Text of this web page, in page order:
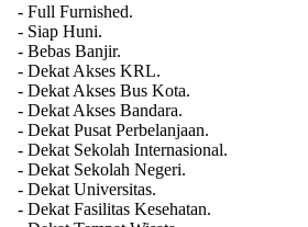
- Full Furnished.
- Siap Huni.
- Bebas Banjir.
- Dekat Akses KRL.
- Dekat Akses Bus Kota.
- Dekat Akses Bandara.
- Dekat Pusat Perbelanjaan.
- Dekat Sekolah Internasional.
- Dekat Sekolah Negeri.
- Dekat Universitas.
- Dekat Fasilitas Kesehatan.